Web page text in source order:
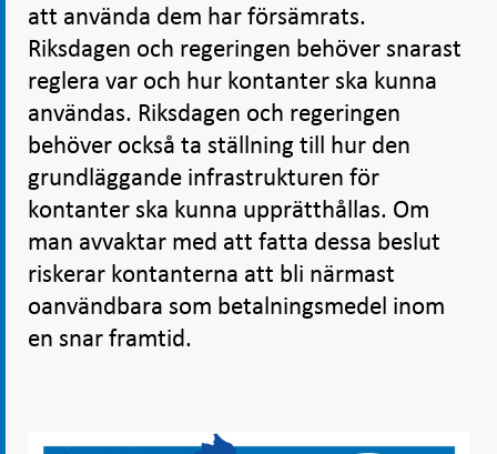
att använda dem har försämrats.
Riksdagen och regeringen behöver snarast
reglera var och hur kontanter ska kunna
användas. Riksdagen och regeringen
behöver också ta ställning till hur den
grundläggande infrastrukturen för
kontanter ska kunna upprätthållas. Om
man avvaktar med att fatta dessa beslut
riskerar kontanterna att bli närmast
oanvändbara som betalningsmedel inom
en snar framtid.